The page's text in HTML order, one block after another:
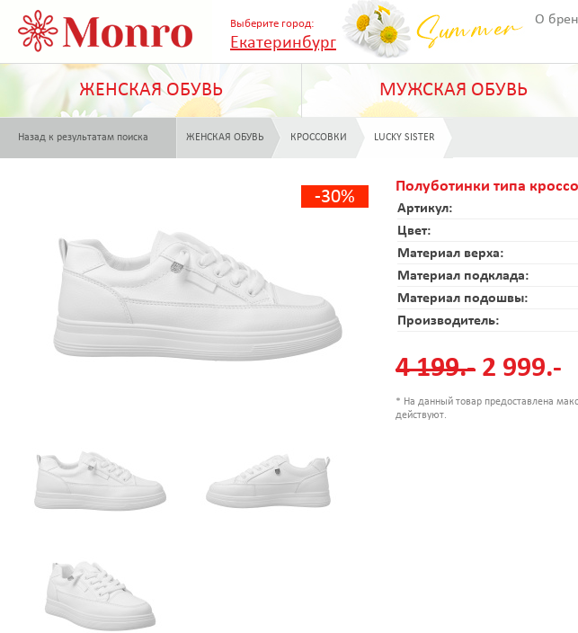
Выберите город:
Екатеринбург
О
ЖЕНСКАЯ ОБУВЬ МУЖСКАЯ ОБУВЬ
Назад к результатам поиска ЖЕНСКАЯ ОБУВЬ КРОССОВКИ LUCKY SISTER
-30%
Полуботинки типа
Артикул:
Цвет:
Материал верха:
Материал подклада:
Материал подошвы:
Производитель:
4 199.- 2 999.-
* На данный товар предоставлена
действуют.